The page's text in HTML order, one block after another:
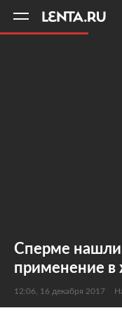
Сперме
применение в
12:06, 16 декабря 2017